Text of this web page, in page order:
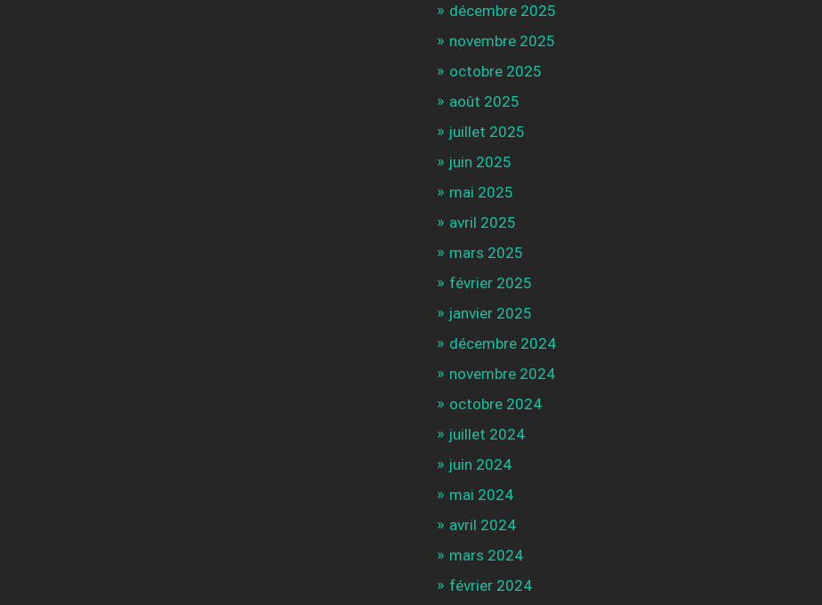
décembre 2025
novembre 2025
octobre 2025
août 2025
juillet 2025
juin 2025
mai 2025
avril 2025
mars 2025
février 2025
janvier 2025
décembre 2024
novembre 2024
octobre 2024
juillet 2024
juin 2024
mai 2024
avril 2024
mars 2024
février 2024